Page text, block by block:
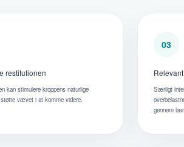
restitutionen
kan stimulere kroppens naturlige
vævet i at komme videre.
03
Særligt
gennem